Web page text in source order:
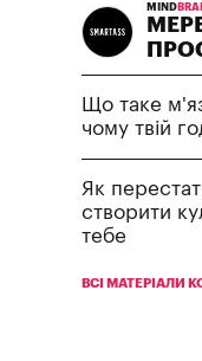
MIND
Що таке
чому твій
Як
створити
тебе
ВСІ МАТЕРІАЛИ